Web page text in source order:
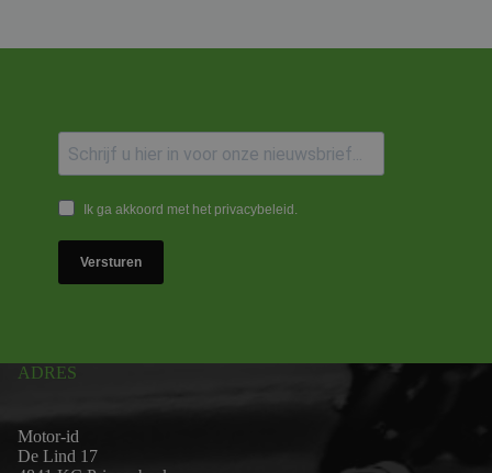
Ik ga akkoord met het privacybeleid.
Versturen
ADRES
Motor-id
De Lind 17